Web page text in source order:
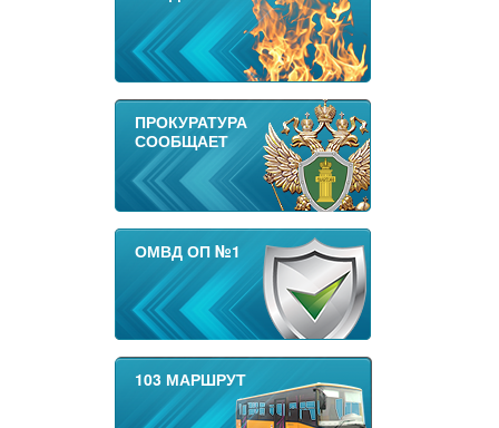
ПРОКУРАТУРА
СООБЩАЕТ
ОМВД ОП №1
103 МАРШРУТ